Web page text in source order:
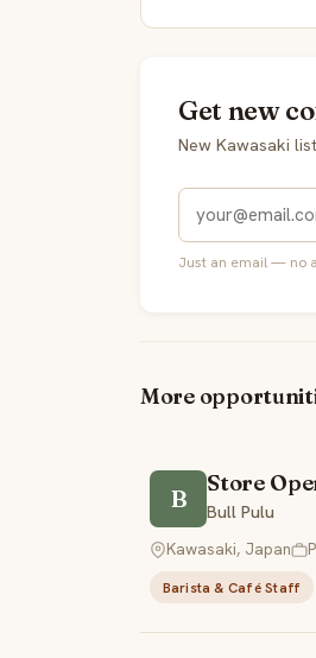
Get new
New Kawasaki
Just an email — no
More
B
Store
Bull Pulu
Kawasaki, Japan
Barista & Café Staff